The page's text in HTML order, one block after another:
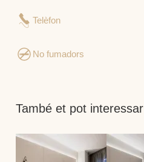
Telèfon
No fumadors
També et pot interessar